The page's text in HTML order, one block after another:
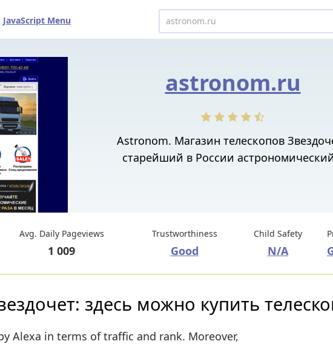
JavaScript Menu
astronom.ru
Astronom. Магазин телескопов
старейший в России
Avg. Daily Pageviews
1 009
Trustworthiness
Good
Child Safety
N/A
здесь можно купить
Alexa in terms of traffic and rank. Moreover,